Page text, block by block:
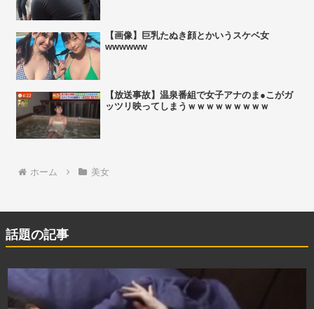
【画像】巨乳たぬき顔とかいうスケベ女
wwwwww
【放送事故】温泉番組で女子アナのま●こがガ
ッツリ映ってしまうｗｗｗｗｗｗｗｗｗ
ホーム 美女
話題の記事